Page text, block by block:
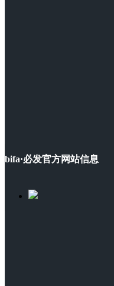
bifa·必发官方网站信息